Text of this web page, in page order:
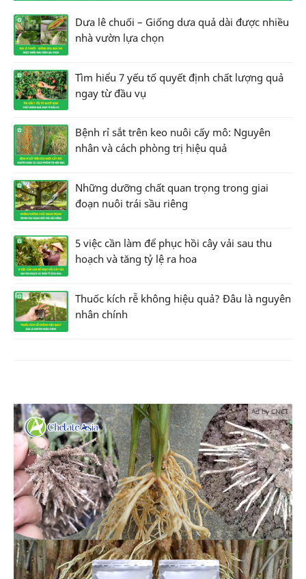
Dưa lê chuối – Giống dưa quả dài được nhiều
nhà vườn lựa chọn
Tìm hiểu 7 yếu tố quyết định chất lượng quả
ngay từ đầu vụ
Bệnh rỉ sắt trên keo nuôi cấy mô: Nguyên
nhân và cách phòng trị hiệu quả
Những dưỡng chất quan trọng trong giai
đoạn nuôi trái sầu riêng
5 việc cần làm để phục hồi cây vải sau thu
hoạch và tăng tỷ lệ ra hoa
Thuốc kích rễ không hiệu quả? Đâu là nguyên
nhân chính
Ad by CNCT